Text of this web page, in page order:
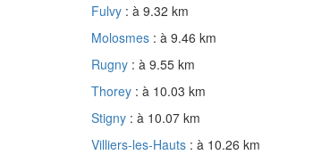
Fulvy : à 9.32 km
Molosmes : à 9.46 km
Rugny : à 9.55 km
Thorey : à 10.03 km
Stigny : à 10.07 km
Villiers-les-Hauts : à 10.26 km